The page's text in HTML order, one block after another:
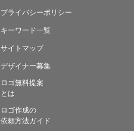
プライバシーポリシー
キーワード一覧
サイトマップ
デザイナー募集
ロゴ無料提案
とは
ロゴ作成の
依頼方法ガイド